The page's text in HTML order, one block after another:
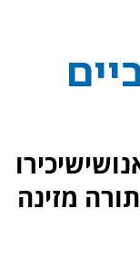
מזינה